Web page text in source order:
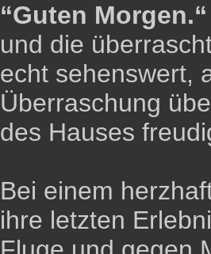
“Guten Morgen.“
und die
echt sehenswert,
Überraschung
des Hauses
Bei einem
ihre letzten